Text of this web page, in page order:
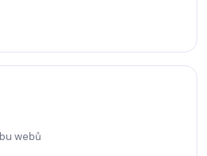
webů